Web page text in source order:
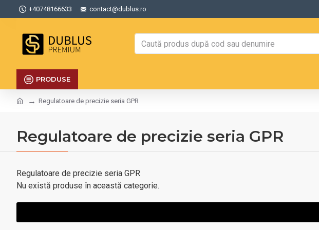
+40748166633 contact@dublus.ro
PRODUSE
Regulatoare de precizie seria GPR
Regulatoare de precizie seria GPR
Regulatoare de precizie seria GPR
Nu există produse în această categorie.